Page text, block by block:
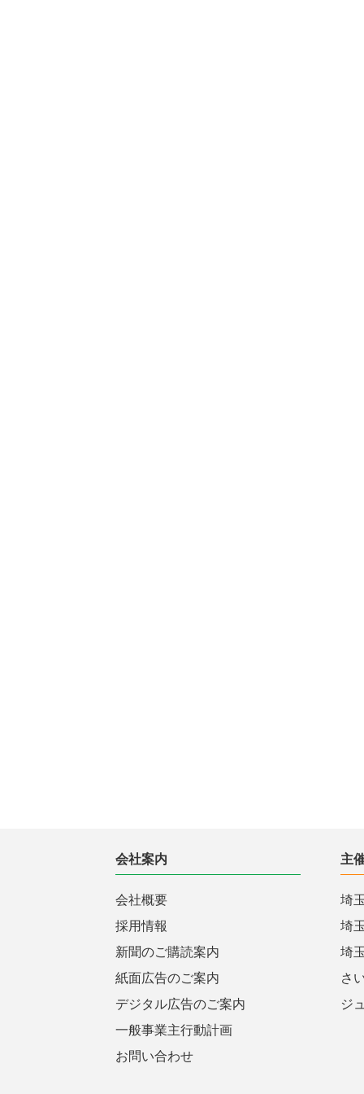
会社案内
会社概要
採用情報
新聞のご購読案内
紙面広告のご案内
デジタル広告のご案内
一般事業主行動計画
お問い合わせ
主
埼
埼
埼
さ
ジ